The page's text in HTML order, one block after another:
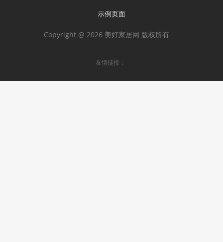
示例页面
Copyright @ 2026 美好家居网 版权所有
友情链接：